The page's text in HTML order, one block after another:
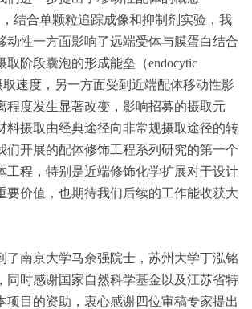
，结合单颗粒追踪成像和抑制剂实验，我
动性一方面影响了远端受体与膜蛋白结合
取阶段囊泡的形成能垒（endocytic
取速度，另一方面受到近端配体移动性影
程度发生显著改变，影响招募的摄取元
料摄取由经典途径向非常规摄取途径的转
们开展的配体修饰工程系列研究的第一个
工程，特别是近端修饰化学扩展对于设计
要价值，也期待我们后续的工作能收获大
了南京大学马余强院士，苏州大学丁泓铭
同时感谢国家自然科学基金以及江苏省特
项目的资助，衷心感谢四位审稿专家提出